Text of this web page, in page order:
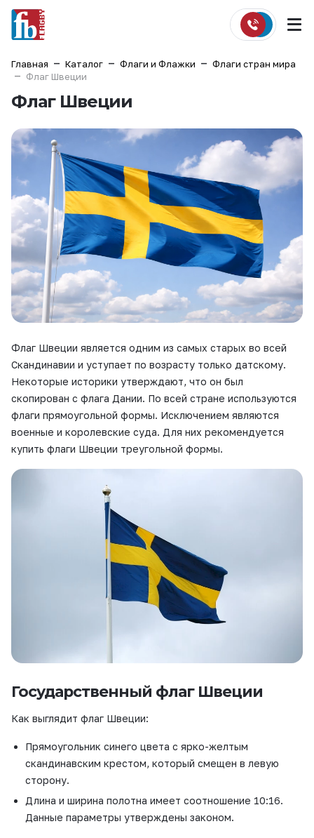
Главная Каталог Флаги и Флажки
Флаги стран мира
Флаг Швеции
Флаг Швеции
Флаг Швеции является одним из самых старых во всей
Скандинавии и уступает по возрасту только датскому.
Некоторые историки утверждают, что он был
скопирован с флага Дании. По всей стране используются
флаги прямоугольной формы. Исключением являются
военные и королевские суда. Для них рекомендуется
купить флаги Швеции треугольной формы.
Государственный флаг Швеции
Как выглядит флаг Швеции:
Прямоугольник синего цвета с ярко-желтым
скандинавским крестом, который смещен в левую
сторону.
Длина и ширина полотна имеет соотношение 10:16.
Данные параметры утверждены законом.